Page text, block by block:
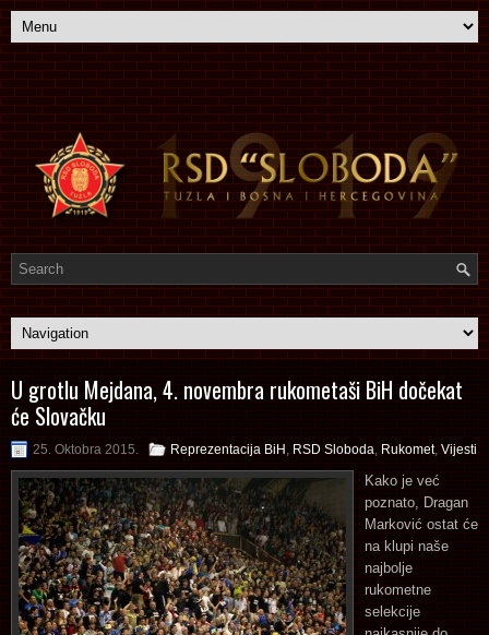
U grotlu Mejdana, 4. novembra rukometaši BiH dočekat
će Slovačku
25. Oktobra 2015. Reprezentacija BiH RSD Sloboda Rukomet, Vijesti
Kako je već
poznato, Dragan
Marković ostat će
na klupi naše
najbolje
rukometne
selekcije